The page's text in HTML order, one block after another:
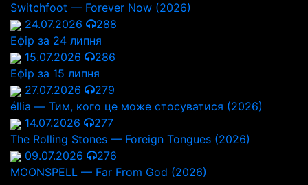
Switchfoot — Forever Now (2026)
24.07.2026
288
Ефір за 24 липня
15.07.2026
286
Ефір за 15 липня
27.07.2026
279
éllia — Тим, кого це може стосуватися (2026)
14.07.2026
277
The Rolling Stones — Foreign Tongues (2026)
09.07.2026
276
MOONSPELL — Far From God (2026)